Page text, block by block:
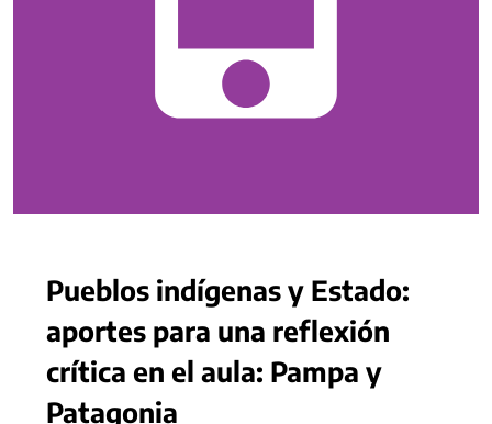
Pueblos indígenas y Estado:
aportes para una reflexión
crítica en el aula: Pampa y
Patagonia